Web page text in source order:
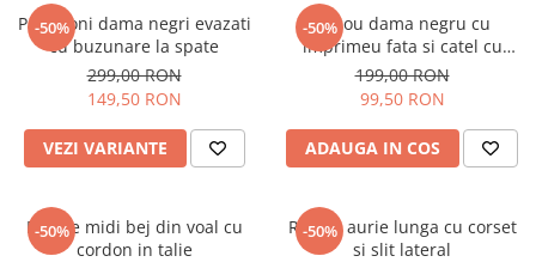
-50%
Pantaloni dama negri evazati
cu buzunare la spate
299,00 RON
149,50 RON
VEZI VARIANTE
-50%
Tricou dama negru cu
imprimeu fata si catel cu
ochelari
199,00 RON
99,50 RON
ADAUGA IN COS
-50%
Rochie midi bej din voal cu
cordon in talie
-50%
Rochie aurie lunga cu corset
si slit lateral